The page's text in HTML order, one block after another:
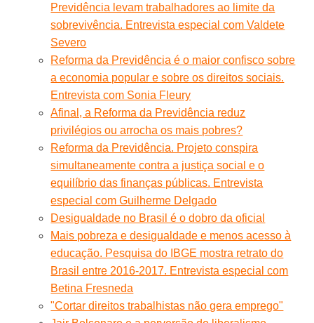
Previdência levam trabalhadores ao limite da
sobrevivência. Entrevista especial com Valdete
Severo
Reforma da Previdência é o maior confisco sobre
a economia popular e sobre os direitos sociais.
Entrevista com Sonia Fleury
Afinal, a Reforma da Previdência reduz
privilégios ou arrocha os mais pobres?
Reforma da Previdência. Projeto conspira
simultaneamente contra a justiça social e o
equilíbrio das finanças públicas. Entrevista
especial com Guilherme Delgado
Desigualdade no Brasil é o dobro da oficial
Mais pobreza e desigualdade e menos acesso à
educação. Pesquisa do IBGE mostra retrato do
Brasil entre 2016-2017. Entrevista especial com
Betina Fresneda
"Cortar direitos trabalhistas não gera emprego"